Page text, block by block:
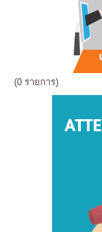
(0 รายการ)